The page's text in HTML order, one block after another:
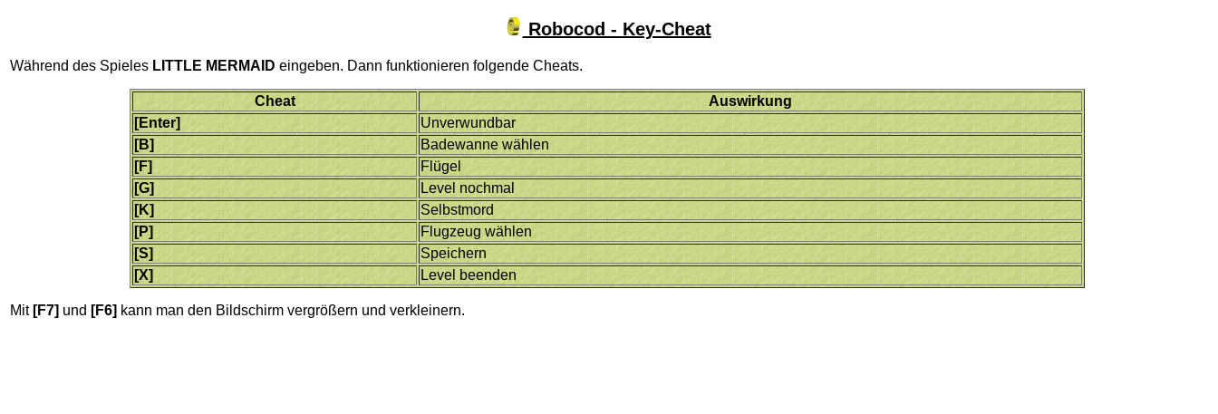
Robocod - Key-Cheat
Während des Spieles LITTLE MERMAID eingeben. Dann funktionieren folgende Cheats.
Cheat
Auswirkung
[Enter]
Unverwundbar
[B]
Badewanne wählen
[F]
Flügel
[G]
Level nochmal
[K]
Selbstmord
[P]
Flugzeug wählen
[S]
Speichern
[X]
Level beenden
Mit [F7] und [F6] kann man den Bildschirm vergrößern und verkleinern.